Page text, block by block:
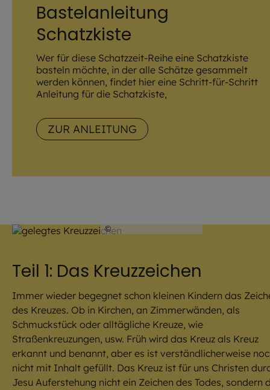
Bastelanleitung
Schatzkiste
Wer für diese Schatzzeit-Reihe eine Schatzkiste
basteln möchte, in der alle Schätze gesammelt
werden können, findet hier eine Schritt-für-Schritt
Anleitung für die Schatzkiste,
ZUR ANLEITUNG
©
Teil 1: Das Kreuzzeichen
Immer wieder begegnet schon kleinen Kindern das
des Kreuzes. Ob in Kirchen, an Zimmerwänden, als
Schmuckstück oder alltägliche Kreuze, wie
Straßenkreuzungen, usw. Früh wird das Kreuz als Kreuz
erkannt und benannt, aber es ist verständlicherweise
nicht mit Inhalt gefüllt. Das Kreuz ist für uns Christen
Jesu Auferstehung nicht ein Zeichen des Todes, sondern